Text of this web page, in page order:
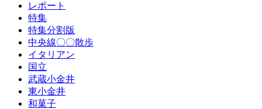
レポート
特集
特集分割版
中央線〇〇散歩
イタリアン
国立
武蔵小金井
東小金井
和菓子